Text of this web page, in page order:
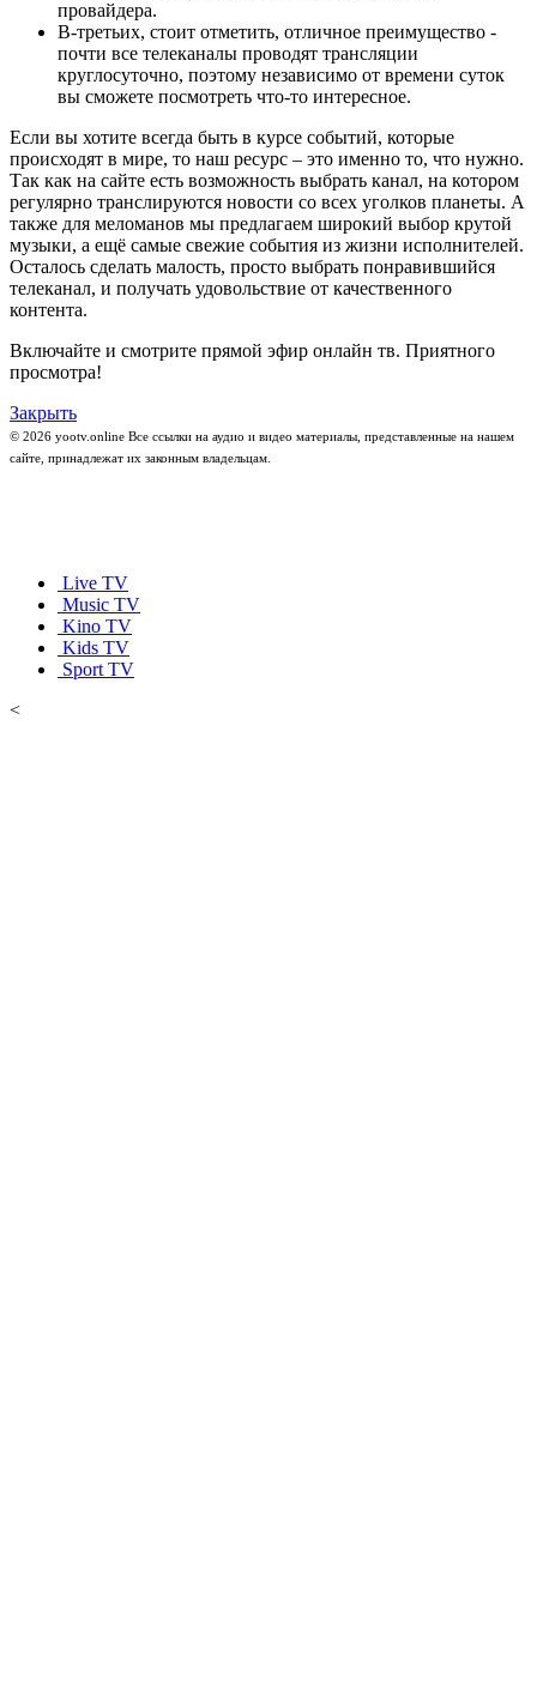
провайдера.
В-третьих, стоит отметить, отличное преимущество -
почти все телеканалы проводят трансляции
круглосуточно, поэтому независимо от времени суток
вы сможете посмотреть что-то интересное.
Если вы хотите всегда быть в курсе событий, которые
происходят в мире, то наш ресурс – это именно то, что нужно.
Так как на сайте есть возможность выбрать канал, на котором
регулярно транслируются новости со всех уголков планеты. А
также для меломанов мы предлагаем широкий выбор крутой
музыки, а ещё самые свежие события из жизни исполнителей.
Осталось сделать малость, просто выбрать понравившийся
телеканал, и получать удовольствие от качественного
контента.
Включайте и смотрите прямой эфир онлайн тв. Приятного
просмотра!
Закрыть
© 2026 yootv.online Все ссылки на аудио и видео материалы, представленные на нашем
сайте, принадлежат их законным владельцам.
Live TV
Music TV
Kino TV
Kids TV
Sport TV
<